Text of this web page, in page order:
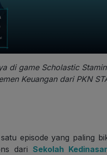
di game Scholastic
Keuangan dari PKN
episode yang paling
dari Sekolah